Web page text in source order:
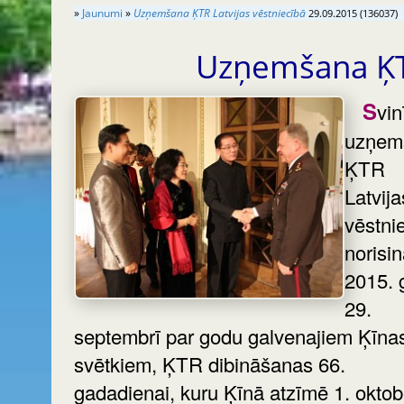
» Jaunumi » Uzņemšana ĶTR Latvijas vēstniecībā 29.09.2015 (136037)
Uzņemšana
Svinīga
ĶTR
2015.
29.
septembrī par godu galvenajiem
svētkiem, ĶTR dibināšanas 66.
gadadienai, kuru Ķīnā atzīmē 1.